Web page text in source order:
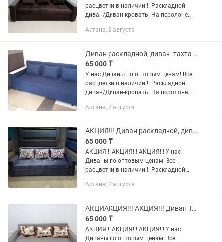
расцветки в наличии!!! Раскладной
диван/Диван-кровать. На поролоне
раскладывания дивана- еврокнижка.
Астана, 2 августа
Диван раскладной, диван- тахта самый качественный и самый низкий цена по РК
65 000 ₸
У нас Диваны по оптовым ценам! Все
расцветки в наличии!!! Раскладной
диван/Диван-кровать. На поролоне
раскладывания дивана- еврокнижка.
Астана, 2 августа
АКЦИЯ!!! Диван раскладной, диван-кровать по оптовым ценам.
65 000 ₸
АКЦИЯ!!! АКЦИЯ!!! АКЦИЯ!!! У нас
Диваны по оптовым ценам! Все
расцветки в наличии!!! Раскладной
средней жесткости. Механизм
Астана, 2 августа
АКЦИАКЦИЯ!!! АКЦИЯ!!! Диван Тахта, диван раскладной по оптовым ценам!
65 000 ₸
АКЦИЯ!!! АКЦИЯ!!! АКЦИЯ!!! У нас
Диваны по оптовым ценам! Все